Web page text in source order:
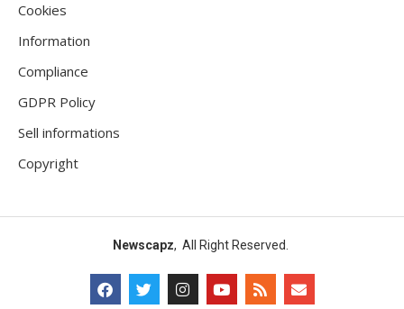
Cookies
Information
Compliance
GDPR Policy
Sell informations
Copyright
Newscapz, All Right Reserved.